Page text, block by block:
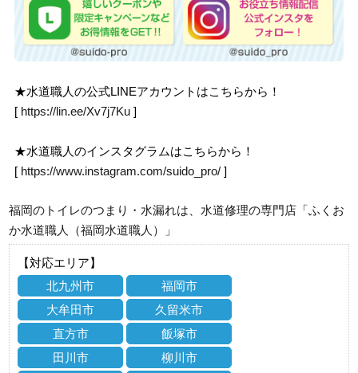
★水道職人の公式LINEアカウントはこちらから！
[ https://lin.ee/Xv7j7Ku ]
★水道職人のインスタグラムはこちらから！
[ https://www.instagram.com/suido_pro/ ]
福岡のトイレのつまり・水漏れは、水道修理の専門店「ふくお
か水道職人（福岡水道職人）」
【対応エリア】
北九州市
福岡市
大牟田市
久留米市
直方市
飯塚市
田川市
柳川市